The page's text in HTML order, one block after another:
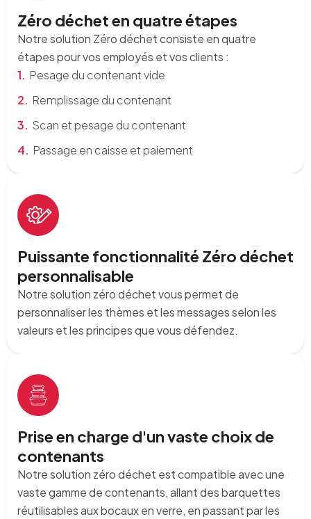
Zéro déchet en quatre étapes
Notre solution Zéro déchet consiste en quatre
étapes pour vos employés et vos clients :
Pesage du contenant vide
Remplissage du contenant
Scan et pesage du contenant
Passage en caisse et paiement
Puissante fonctionnalité Zéro déchet
personnalisable
Notre solution zéro déchet vous permet de
personnaliser les thèmes et les messages selon les
valeurs et les principes que vous défendez.
Prise en charge d'un vaste choix de
contenants
Notre solution zéro déchet est compatible avec une
vaste gamme de contenants, allant des barquettes
réutilisables aux bocaux en verre, en passant par les